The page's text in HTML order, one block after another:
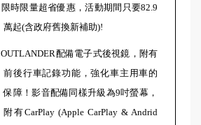
限時限量超省優惠，活動期間只要82.9
萬起(含政府舊換新補助)!
OUTLANDER配備電子式後視鏡，附有
前後行車記錄功能，強化車主用車的
保障！影音配備同樣升級為9吋螢幕，
附有CarPlay (Apple CarPlay & Andrid